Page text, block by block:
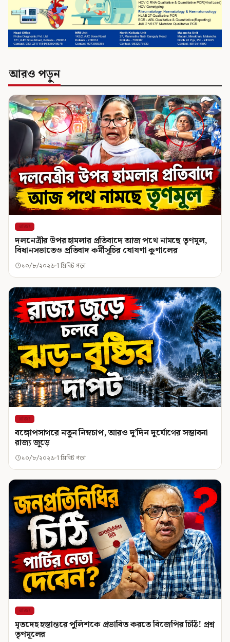
আরও পড়ুন
রাজ্য
দলনেত্রীর উপর হামলার প্রতিবাদে আজ পথে নামছে তৃণমূল,
বিধানসভাতেও প্রতিবাদ কর্মীসূচির ঘোষণা কুণালের
১০/৮/২০২৬ 1 মিনিট পড়া
রাজ্য
বঙ্গোপসাগরে নতুন নিম্নচাপ, আরও দু’দিন দুর্যোগের সম্ভাবনা
রাজ্য জুড়ে
১০/৮/২০২৬ 1 মিনিট পড়া
রাজ্য
মৃতদেহ হস্তান্তরে পুলিশকে প্রভাবিত করতে বিজেপির চিঠি! প্রশ্ন
তৃণমূলের